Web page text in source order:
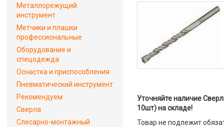
Уточняйте наличие
10шт) на складе!
Товар не подлежит
Металлорежущий
инструмент
Метчики и плашки
профессиональные
Оборудование и
спецодежда
Оснастка и приспособления
Пневматический инструмент
Рекомендуем
Сверла
Слесарно-монтажный